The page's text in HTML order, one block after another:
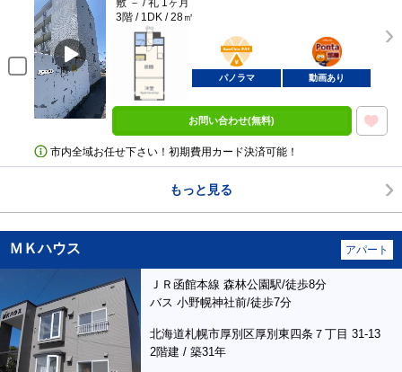
敷 － / 礼 1ヶ月
3階 / 1DK / 28㎡
BunChinPAY
ポンタ
部屋
パノラマ 動画あり
お問い合わせ(無料)
市内全域お任せ下さい！初期費用カード決済可能！
もっと見る
ＭＫハウス アパート
ＪＲ函館本線 森林公園駅/徒歩8分
バス 小野幌神社前/徒歩7分
北海道札幌市厚別区厚別東四条７丁目 31-13
2階建 / 築31年